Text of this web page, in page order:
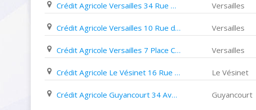
Crédit Agricole Versailles 34 Rue Du Maréchal Foch Versailles
Crédit Agricole Versailles 10 Rue de Montreuil Versailles
Crédit Agricole Versailles 7 Place Charost Versailles
Crédit Agricole Le Vésinet 16 Rue Thiers Le Vésinet
Crédit Agricole Guyancourt 34 Avenue Georges Haussmann Guyancourt